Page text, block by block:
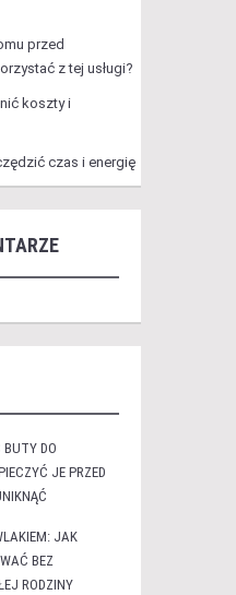
przed
z tej usługi?
koszty i
czas i energię
DO
JE PRZED
JAK
BEZ
RODZINY